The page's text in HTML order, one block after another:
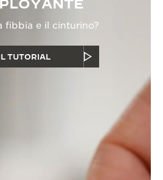
fibbia e il cinturino?
TUTORIAL